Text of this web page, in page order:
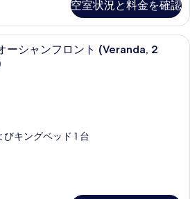
空室状況と料金を確認
高級寝具、セーフティボックス (室
ーシャンフロント (Veranda, 2
キングベッド 1 台